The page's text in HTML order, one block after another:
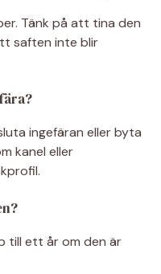
Tänk på att tina den
saften inte blir
ingefäran eller byta
kanel eller
till ett år om den är